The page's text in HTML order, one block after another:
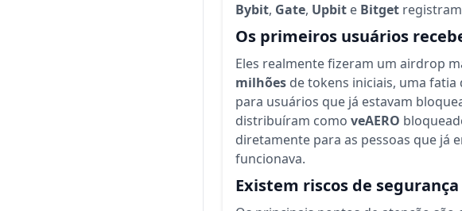
Bybit, Gate, Upbit e Bitget
Os primeiros usuários
Eles realmente fizeram um airdrop
milhões de tokens iniciais, uma fatia
para usuários que já estavam
distribuíram como veAERO
diretamente para as pessoas que já
funcionava.
Existem riscos de